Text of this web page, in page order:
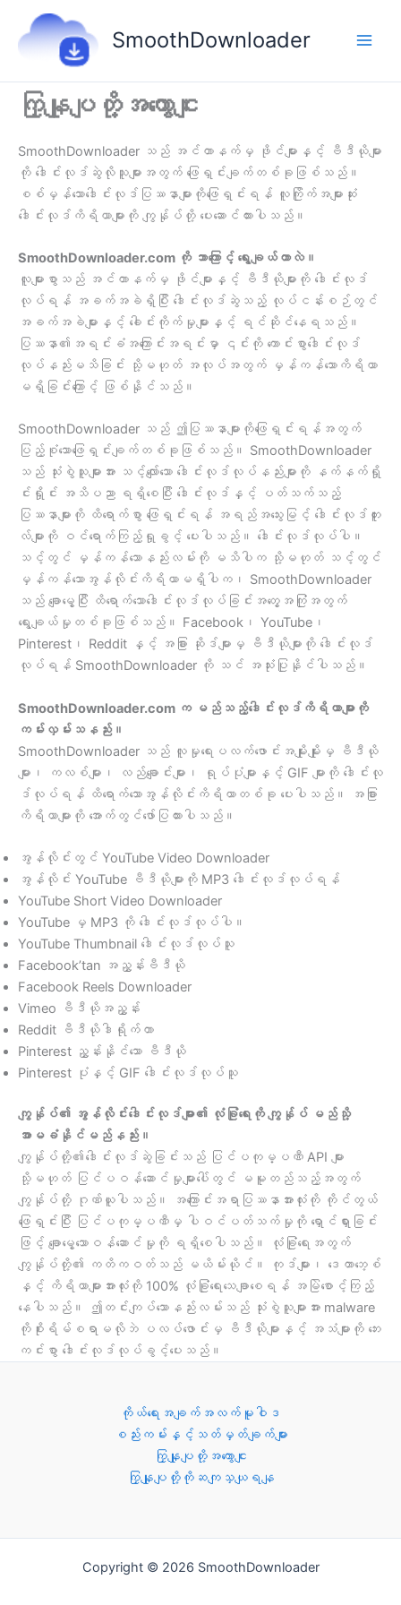
content
SmoothDownloader
ကြှနျုပျတို့အကွောငျး
SmoothDownloader သည် အင်တာနက်မှ ဖိုင်များနှင့် ဗီဒီယိုများ
ကို ဒေါင်းလုဒ်ဆွဲလိုသူများအတွက် ဖြေရှင်းချက်တစ်ခုဖြစ်သည်။
စစ်မှန်သောဒေါင်းလုဒ်ပြဿနာများကိုဖြေရှင်းရန် လူကြိုက်အများဆုံး
ဒေါင်းလုဒ်ကိရိယာများကို ကျွန်ုပ်တို့ ပေးဆောင်ထားပါသည်။
SmoothDownloader.com ကို ဘာကြောင့် ရွေးချယ်တာလဲ။
လူများစွာသည် အင်တာနက်မှ ဖိုင်များနှင့် ဗီဒီယိုများကို ဒေါင်းလုဒ်
လုပ်ရန် အခက်အခဲရှိပြီး ဒေါင်းလုဒ်ဆွဲသည့် လုပ်ငန်းစဉ်တွင်
အခက်အခဲများနှင့် ခေါင်းကိုက်မှုများနှင့် ရင်ဆိုင်နေရသည်။
ပြဿနာ၏အရင်းခံအကြောင်းအရင်းမှာ ၎င်းကို ကောင်းစွာဒေါင်းလုဒ်
လုပ်နည်းမသိခြင်း သို့မဟုတ် အလုပ်အတွက် မှန်ကန်သောကိရိယာ
မရှိခြင်းကြောင့် ဖြစ်နိုင်သည်။
SmoothDownloader သည် ဤပြဿနာများကိုဖြေရှင်းရန်အတွက်
ပြည့်စုံသောဖြေရှင်းချက်တစ်ခုဖြစ်သည်။ SmoothDownloader
သည် သုံးစွဲသူများအား သင့်လျော်သော ဒေါင်းလုဒ်လုပ်နည်းများကို နက်နက်ရှို
င်းရှိုင်း အသိပညာ ရရှိစေပြီး ဒေါင်းလုဒ်နှင့် ပတ်သက်သည့်
ပြဿနာများကို ထိရောက်စွာ ဖြေရှင်းရန် အရည်အသွေးမြင့် ဒေါင်းလုဒ်တူး
လ်များကို ဝင်ရောက်ကြည့်ရှုခွင့် ပေးပါသည်။ ဒေါင်းလုဒ်လုပ်ပါ။
သင့်တွင် မှန်ကန်သောနည်းလမ်းကို မသိပါက သို့မဟုတ် သင့်တွင်
မှန်ကန်သောအွန်လိုင်းကိရိယာမရှိပါက၊ SmoothDownloader
သည် ချောမွေ့ပြီး ထိရောက်သောဒေါင်းလုဒ်လုပ်ခြင်းအတွေ့အကြုံအတွက်
ရွေးချယ်မှုတစ်ခုဖြစ်သည်။ Facebook၊ YouTube၊
Pinterest၊ Reddit နှင့် အခြား ဆိုဒ်များမှ ဗီဒီယိုများကို ဒေါင်းလုဒ်
လုပ်ရန် SmoothDownloader ကို သင် အသုံးပြုနိုင်ပါသည်။
SmoothDownloader.com က မည်သည့်ဒေါင်းလုဒ်ကိရိယာများကို
ကမ်းလှမ်းသနည်း။
SmoothDownloader သည် လူမှုရေးပလက်ဖောင်းအမျိုးမျိုးမှ ဗီဒီယို
များ၊ ကလစ်များ၊ လည်ချောင်းများ၊ ရုပ်ပုံများနှင့် GIF များကို ဒေါင်းလု
ဒ်လုပ်ရန် ထိရောက်သောအွန်လိုင်းကိရိယာတစ်ခု ပေးပါသည်။ အခြား
ကိရိယာများကို အောက်တွင်ဖော်ပြထားပါသည်။
အွန်လိုင်းတွင် YouTube Video Downloader
အွန်လိုင်း YouTube ဗီဒီယိုများကို MP3 ဒေါင်းလုဒ်လုပ်ရန်
YouTube Short Video Downloader
YouTube မှ MP3 ကို ဒေါင်းလုဒ်လုပ်ပါ။
YouTube Thumbnail ဒေါင်းလုဒ်လုပ်သူ
Facebook’tan အညွှန်းဗီဒီယို
Facebook Reels Downloader
Vimeo ဗီဒီယိုအညွှန်း
Reddit ဗီဒီယိုဒါရိုက်တာ
Pinterest ညွှန်းနိုင်သော ဗီဒီယို
Pinterest ပုံနှင့် GIF ဒေါင်းလုဒ်လုပ်သူ
ကျွန်ုပ်၏ အွန်လိုင်းဒေါင်းလုဒ်များ၏ လုံခြုံရေးကို ကျွန်ုပ် မည်သို့
အာမခံနိုင်မည်နည်း။
ကျွန်ုပ်တို့၏ဒေါင်းလုဒ်ဆွဲခြင်းသည် ပြင်ပကုမ္ပဏီ API များ
သို့မဟုတ် ပြင်ပဝန်ဆောင်မှုများပေါ်တွင် မမူတည်သည့်အတွက်
ကျွန်ုပ်တို့ ဂုဏ်ယူပါသည်။ အကြောင်းအရာပြဿနာအားလုံးကို ကိုင်တွယ်
ဖြေရှင်းပြီး ပြင်ပကုမ္ပဏီမှ ပါဝင်ပတ်သက်မှုကို ရှောင်ရှားခြင်း
ဖြင့် ချောမွေ့သောဝန်ဆောင်မှုကို ရရှိစေပါသည်။ လုံခြုံရေးအတွက်
ကျွန်ုပ်တို့၏ ကတိကဝတ်သည် မယိမ်းယိုင်။ ကုဒ်များ၊ ဒေတာဘေ့စ်
နှင့် ကိရိယာများအားလုံးကို 100% လုံခြုံရေးသေချာစေရန် အမြဲစောင့်ကြည့်
နေပါသည်။ ဤတင်းကျပ်သောနည်းလမ်းသည် သုံးစွဲသူများအား malware
ကိုစိုးရိမ်စရာမလိုဘဲ ပလပ်ဖောင်းမှ ဗီဒီယိုများနှင့် အသံများကို ဘေး
ကင်းစွာ ဒေါင်းလုဒ်လုပ်ခွင့်ပေးသည်။
ကိုယ်ရေးအချက်အလက်မူဝါဒ
စည်းကမ်းနှင့်သတ်မှတ်ချက်များ
ကြှနျုပျတို့အကွောငျး
ကြှနျုပျတို့ကိုဆကျသှယျရနျ
Copyright © 2026 SmoothDownloader